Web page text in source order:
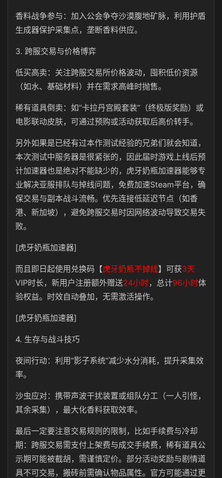
香料战争参与：加入公会争夺沙漠腹地矿脉，利用护盾
生成器保护采集点，垄断香料供应。
3. 跨服交易与价格博弈
低买高卖：关注跨服交易所价格波动，囤积低价资源
（如水、基础材料）并在需求高峰时抛售。
稀有道具倒卖：如“卡拉丹宫殿套装”（终极版奖励）或
电影联动皮肤，可通过预购或活动获取后高价转手。
另外如果是已经有过本作测试经验的兄弟们就会知道，
本次测试中服务器是很紧张的，因此届时游戏上线后预
计加速器也是绝对不能缺少的，虎牙奶瓶加速器能够专
业解决亚服排队与掉线问题，免费加速Steam平台，确
保交易与副本战斗流畅。优先连接低延迟节点（如香
港、新加坡），避免跨服交易时因网络波动导致交易失
败。
[虎牙奶瓶加速器]
而且即日起使用兑换码【虎牙奶瓶不掉线】可获3天
VIP时长，新用户注册额外赠送24小时，总计96小时体
验权益。时效自动叠加，无需激活操作。
[虎牙奶瓶加速器]
4. 生存与战斗技巧
夜间行动：利用“影子系统”减少水分消耗，提升采集效
率。
沙虫应对：携带声波干扰装置或组队分工（一人引怪，
其余采集），最大化香料获取效率。
最后一定要注意交易规则的限制，比如手续费与冷却
期：跨服交易需支付上架费与成交手续费，稀有道具公
示期可能被截胡，需谨慎定价。部分活动奖励与剧情道
具不可交易，搬砖前需确认物品属性。官方可能通过更